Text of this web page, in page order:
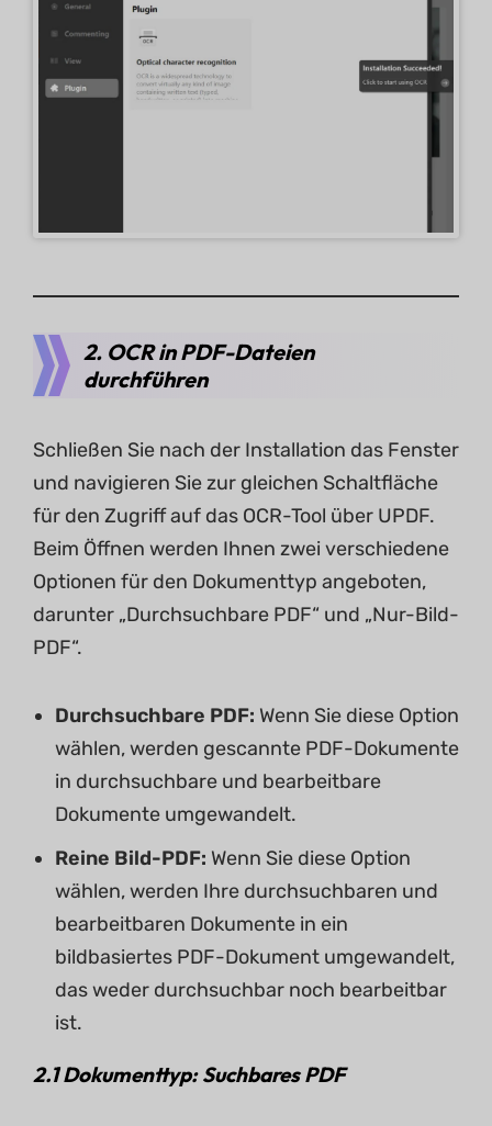
2. OCR in PDF-Dateien
durchführen
Schließen Sie nach der Installation das Fenster
und navigieren Sie zur gleichen Schaltfläche
für den Zugriff auf das OCR-Tool über UPDF.
Beim Öffnen werden Ihnen zwei verschiedene
Optionen für den Dokumenttyp angeboten,
darunter „Durchsuchbare PDF“ und „Nur-Bild-
PDF“.
Durchsuchbare PDF: Wenn Sie diese Option
wählen, werden gescannte PDF-Dokumente
in durchsuchbare und bearbeitbare
Dokumente umgewandelt.
Reine Bild-PDF: Wenn Sie diese Option
wählen, werden Ihre durchsuchbaren und
bearbeitbaren Dokumente in ein
bildbasiertes PDF-Dokument umgewandelt,
das weder durchsuchbar noch bearbeitbar
ist.
2.1 Dokumenttyp: Suchbares PDF